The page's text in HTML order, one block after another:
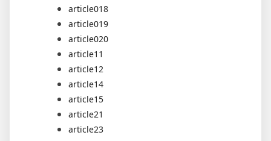
article018
article019
article020
article11
article12
article14
article15
article21
article23